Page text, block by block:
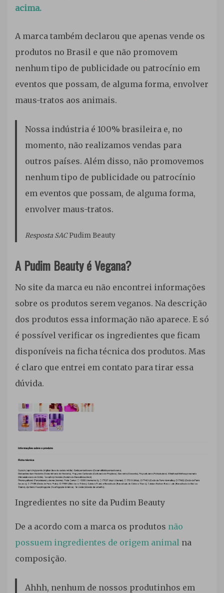
acima.
A marca também declarou que apenas vende os
produtos no Brasil e que não promovem
nenhum tipo de publicidade ou patrocínio em
eventos que possam, de alguma forma, envolver
maus-tratos aos animais.
Nossa indústria é 100% brasileira e, no
momento, não realizamos vendas para
outros países. Além disso, não promovemos
nenhum tipo de publicidade ou patrocínio
em eventos que possam, de alguma forma,
envolver maus-tratos.
Resposta SACPudim Beauty
A Pudim Beauty é Vegana?
No site da marca eu não encontrei informações
sobre os produtos serem veganos. Na descrição
dos produtos essa informação não aparece. E só
é possível verificar os ingredientes que ficam
disponíveis na ficha técnica dos produtos. Mas
é claro que entrei em contato para tirar essa
dúvida.
Ingredientes no site da Pudim Beauty
De a acordo com a marca os produtos não
possuem ingredientes de origem animal na
composição.
Ahhh, nenhum de nossos produtinhos em